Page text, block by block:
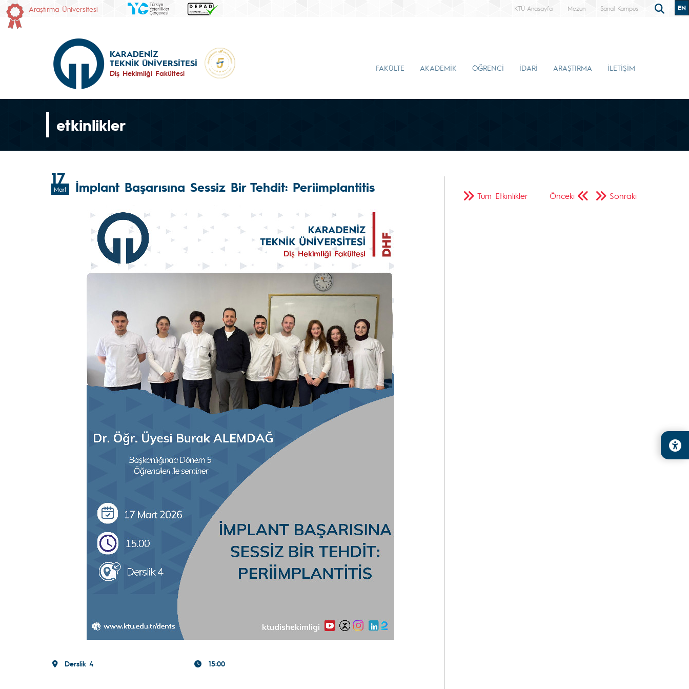
Araştırma Üniversitesi KTÜ Anasayfa Mezun Sanal Kampüs EN
KARADENİZ
TEKNİK ÜNİVERSİTESİ
Diş Hekimliği Fakültesi
FAKÜLTE AKADEMİK ÖĞRENCİ İDARİ ARAŞTIRMA İLETİŞİM
etkinlikler
17
Mart İmplant Başarısına Sessiz Bir Tehdit: Periimplantitis
Derslik 4 15:00
Önceki Sonraki
Tüm Etkinlikler